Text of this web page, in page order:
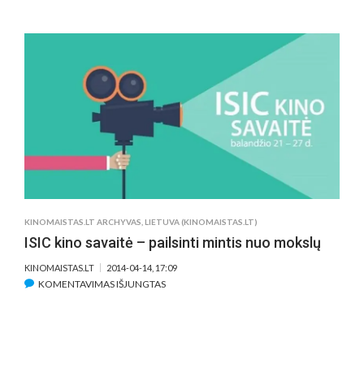
NUOGAIS
„OSKARŲ“
LAIMĖTOJAIS
KINOMAISTAS.LT ARCHYVAS LIETUVA (KINOMAISTAS.LT)
ISIC kino savaitė – pailsinti mintis nuo mokslų
KINOMAISTAS.LT 2014-04-14, 17:09
KOMENTAVIMAS IŠJUNGTASĮRAŠE